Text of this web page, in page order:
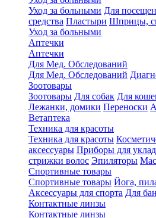
Уход за больными Для
средства Пластыри Шприцы,
Уход за больными
Аптечки
Аптечки
Для Мед. Обследований
Для Мед. Обследований
Зоотовары
Зоотовары Для собак Для
Лежанки, домики Переноски
Ветаптека
Техника для красоты
Техника для красоты
аксессуары Приборы для
стрижки волос Эпиляторы
Спортивные товары
Спортивные товары Йога,
Аксессуары для спорта Для
Контактные линзы
Контактные линзы